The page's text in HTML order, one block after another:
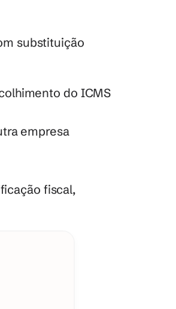
substituição
do ICMS
empresa
fiscal,